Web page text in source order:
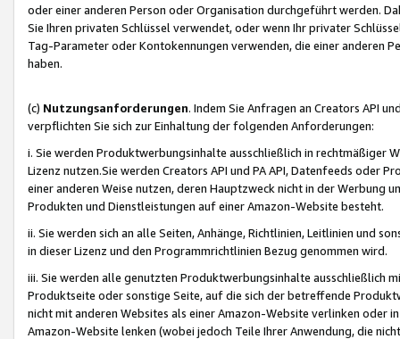
oder einer anderen Person oder Organisation durchgeführt werden.
Sie Ihren privaten Schlüssel verwendet, oder wenn Ihr privater
Tag-Parameter oder Kontokennungen verwenden, die einer anderen
haben.
(c) Nutzungsanforderungen. Indem Sie Anfragen an Creators API
verpflichten Sie sich zur Einhaltung der folgenden Anforderungen:
i. Sie werden Produktwerbungsinhalte ausschließlich in rechtmäßiger
Lizenz nutzen.Sie werden Creators API und PA API, Datenfeeds oder
einer anderen Weise nutzen, deren Hauptzweck nicht in der Werbung
Produkten und Dienstleistungen auf einer Amazon-Website besteht.
ii. Sie werden sich an alle Seiten, Anhänge, Richtlinien, Leitlinien und
in dieser Lizenz und den Programmrichtlinien Bezug genommen wird.
iii. Sie werden alle genutzten Produktwerbungsinhalte ausschließlich
Produktseite oder sonstige Seite, auf die sich der betreffende
nicht mit anderen Websites als einer Amazon-Website verlinken oder
Amazon-Website lenken (wobei jedoch Teile Ihrer Anwendung, die